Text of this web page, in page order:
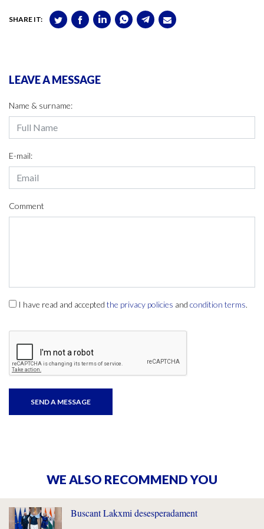
SHARE IT:
LEAVE A MESSAGE
Name & surname:
E-mail:
Comment
I have read and accepted the privacy policies and condition terms.
WE ALSO RECOMMEND YOU
Buscant Lakxmi desesperadament